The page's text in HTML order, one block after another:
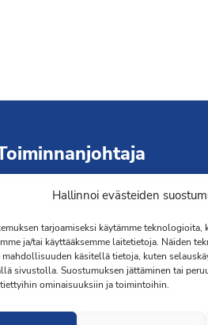
Hallinnoi evästeiden
tarjoamiseksi käytämme teknologioita,
ja/tai käyttääksemme laitetietoja. Näiden
mahdollisuuden käsitellä tietoja, kuten
sivustolla. Suostumuksen jättäminen tai
ominaisuuksiin ja toimintoihin.
Kimmo Järvinen
501 4176